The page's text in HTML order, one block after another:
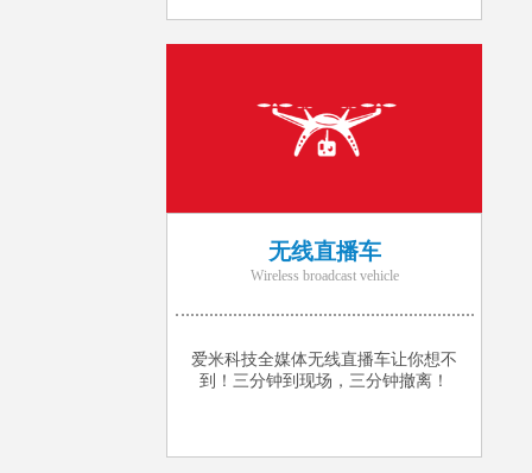
无线直播车
Wireless broadcast vehicle
爱米科技全媒体无线直播车让你想不
到！三分钟到现场，三分钟撤离！